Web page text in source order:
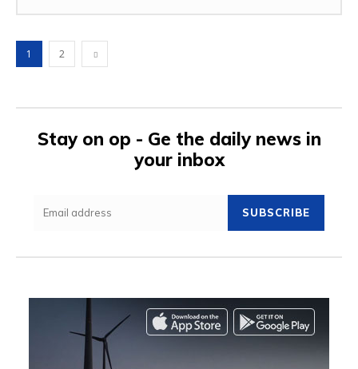
1 2
Stay on op - Ge the daily news in
your inbox
SUBSCRIBE